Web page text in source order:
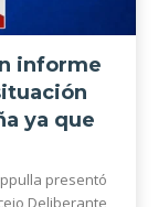
informe
ya que
presentó
Deliberante